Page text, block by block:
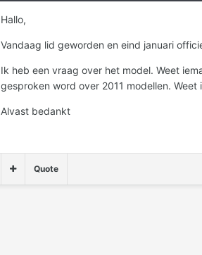
Hallo,
Vandaag lid geworden en eind januari
Ik heb een vraag over het model. Weet
gesproken word over 2011 modellen.
Alvast bedankt
Quote